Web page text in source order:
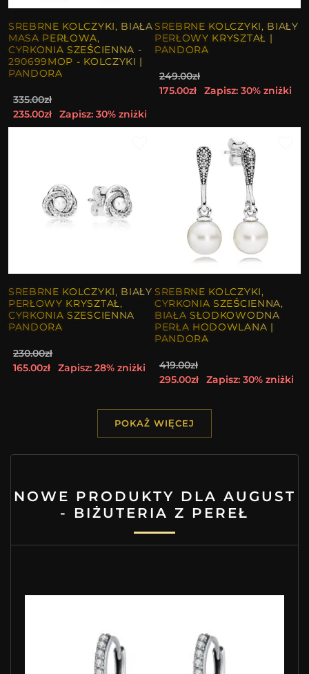
SREBRNE KOLCZYKI, BIAŁA
MASA PERŁOWA,
CYRKONIA SZEŚCIENNA -
290699MOP - KOLCZYKI |
PANDORA
335.00zł
235.00zł
Zapisz: 30% zniżki
SREBRNE KOLCZYKI, BIAŁY
PERŁOWY KRYSZTAŁ |
PANDORA
249.00zł
175.00zł
Zapisz: 30% zniżki
SREBRNE KOLCZYKI, BIAŁY
PERŁOWY KRYSZTAŁ,
CYRKONIA SZESCIENNA
PANDORA
230.00zł
165.00zł
Zapisz: 28% zniżki
SREBRNE KOLCZYKI,
CYRKONIA SZEŚCIENNA,
BIAŁA SŁODKOWODNA
PERŁA HODOWLANA |
PANDORA
419.00zł
295.00zł
Zapisz: 30% zniżki
POKAŻ WIĘCEJ
NOWE PRODUKTY DLA AUGUST
- BIŻUTERIA Z PEREŁ